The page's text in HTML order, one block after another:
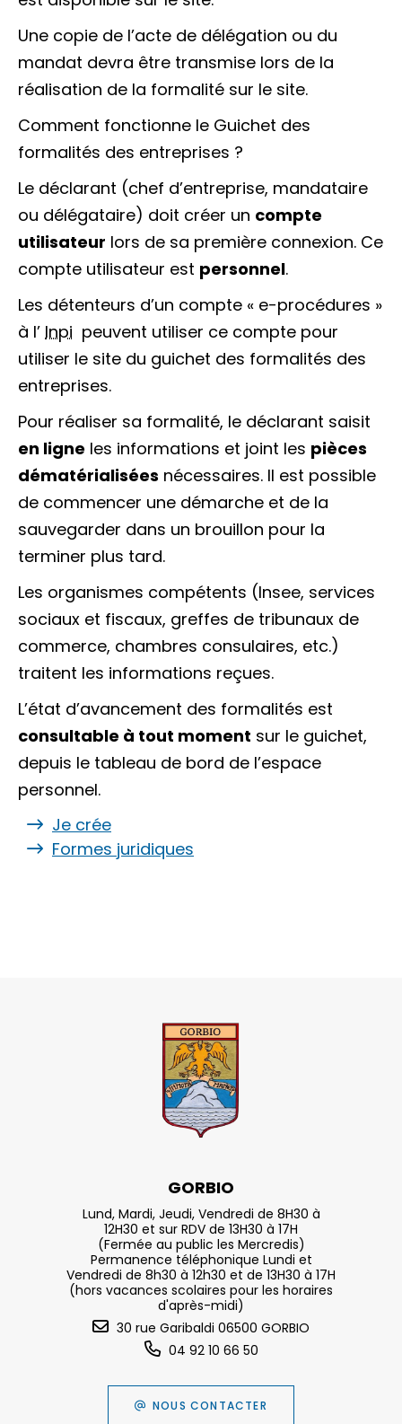
Une copie de l’acte de délégation ou du
mandat devra être transmise lors de la
réalisation de la formalité sur le site.
Comment fonctionne le Guichet des
formalités des entreprises ?
Le déclarant (chef d’entreprise, mandataire
ou délégataire) doit créer un compte
utilisateur lors de sa première connexion. Ce
compte utilisateur est personnel.
Les détenteurs d’un compte « e-procédures »
à l’ Inpi peuvent utiliser ce compte pour
utiliser le site du guichet des formalités des
entreprises.
Pour réaliser sa formalité, le déclarant saisit
en ligne les informations et joint les pièces
dématérialisées nécessaires. Il est possible
de commencer une démarche et de la
sauvegarder dans un brouillon pour la
terminer plus tard.
Les organismes compétents (Insee, services
sociaux et fiscaux, greffes de tribunaux de
commerce, chambres consulaires, etc.)
traitent les informations reçues.
L’état d’avancement des formalités est
consultable à tout moment sur le guichet,
depuis le tableau de bord de l’espace
personnel.
Je crée
Formes juridiques
GORBIO
Lund, Mardi, Jeudi, Vendredi de 8H30 à
12H30 et sur RDV de 13H30 à 17H
(Fermée au public les Mercredis)
Permanence téléphonique Lundi et
Vendredi de 8h30 à 12h30 et de 13H30 à 17H
(hors vacances scolaires pour les horaires
d'après-midi)
30 rue Garibaldi 06500 GORBIO
04 92 10 66 50
NOUS CONTACTER